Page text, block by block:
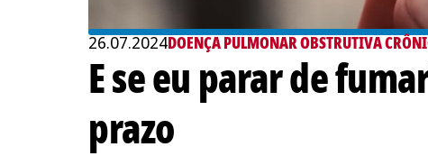
26.07.2024DOENÇA PULMONAR OBSTRUTIVA
E se eu parar de
prazo